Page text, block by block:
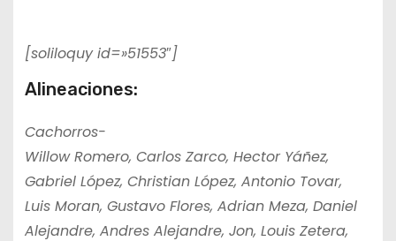
[soliloquy id=»51553″]
Alineaciones:
Cachorros-
Willow Romero, Carlos Zarco, Hector Yáñez,
Gabriel López, Christian López, Antonio Tovar,
Luis Moran, Gustavo Flores, Adrian Meza, Daniel
Alejandre, Andres Alejandre, Jon, Louis Zetera,